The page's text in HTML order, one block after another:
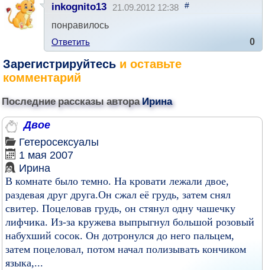
inkognito13 21.09.2012 12:38 #
понравилось
Ответить
0
Зарегистрируйтесь и оставьте
комментарий
Последние рассказы автораИрина
Двое
Гетеросексуалы
1 мая 2007
Ирина
В комнате было темно. На кровати лежали двое,
раздевая друг друга.Он сжал её грудь, затем снял
свитер. Поцеловав грудь, он стянул одну чашечку
лифчика. Из-за кружева выпрыгнул большой розовый
набухший сосок. Он дотронулся до него пальцем,
затем поцеловал, потом начал полизывать кончиком
языка,...